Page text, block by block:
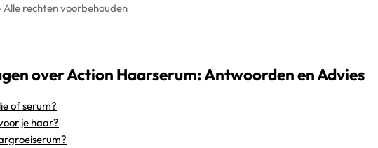
rechten voorbehouden
over Action Haarserum: Antwoorden en Advies
of serum?
je haar?